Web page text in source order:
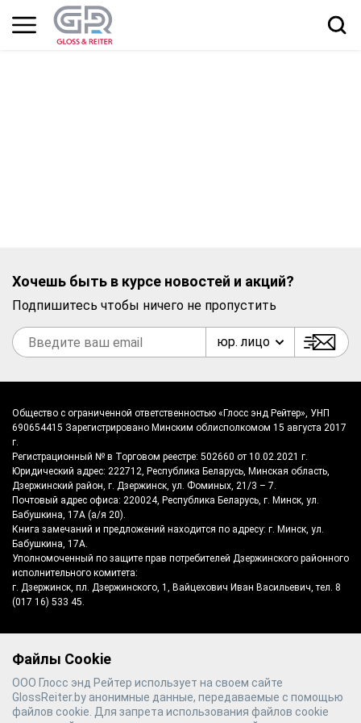
Файлы Cookie
ООО Глосс энд Рейтер использует на своем сайте
GlossReiter.by анонимные данные, передаваемые с помощью
файлов cookie. Для запрета использования файлов cookie
Хочешь быть в курсе новостей и акций?
Подпишитесь чтобы ничего не пропустить
юр. лицо
Общество с ограниченной ответственностью «Глосс энд Рейтер», УНП
690654415 Зарегистрировано Минским облисполкомом 15 августа 2017
г.
Регистрационный № в Торговом реестре: 502660 от 10.02.2021 г.
Юридический адрес: 222712, Республика Беларусь, Минская область,
Дзержинский район, г. Дзержинск, ул. Фоминых, 21/3 – 7.
Почтовый адрес офиса: 220024, Республика Беларусь, г. Минск, ул.
Бабушкина, 17А (а/я 20).
Книга замечаний и предложений находится по адресу: г. Минск, ул.
Бабушкина, 17А.
Уполномоченный по защите прав потребителей Дзержинского районного
исполнительного комитета:
г. Дзержинск, пл. Дзержинского, 1, Вайцехович Иван Васильевич, тел. 8
(017 16) 533 45.
©2026
Gloss & Reiter- производитель
полотенцесушителей №1 в Беларуси